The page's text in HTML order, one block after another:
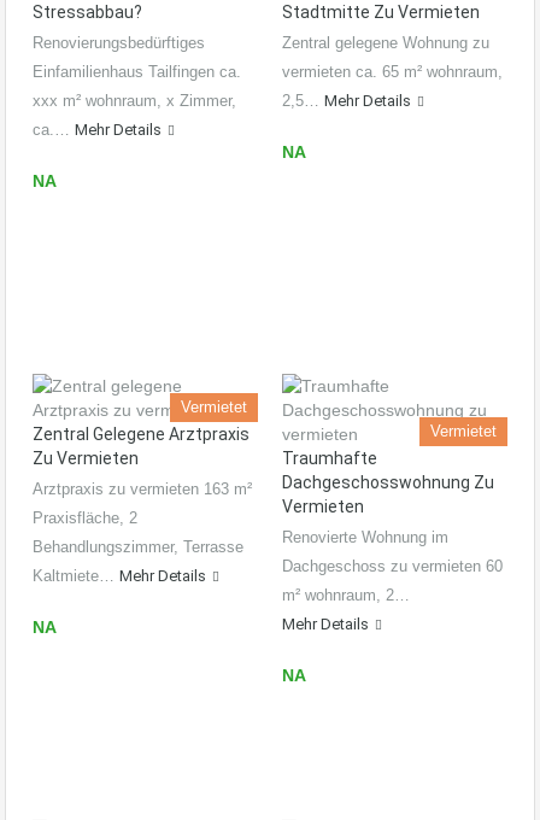
Stressabbau?
Renovierungsbedürftiges
Einfamilienhaus Tailfingen ca.
xxx m² wohnraum, x Zimmer,
ca.… Mehr Details
NA
Stadtmitte Zu Vermieten
Zentral gelegene Wohnung zu
vermieten ca. 65 m² wohnraum,
2,5… Mehr Details
NA
Vermietet
Zentral Gelegene Arztpraxis
Zu Vermieten
Arztpraxis zu vermieten 163 m²
Praxisfläche, 2
Behandlungszimmer, Terrasse
Kaltmiete… Mehr Details
NA
Vermietet
Traumhafte
Dachgeschosswohnung Zu
Vermieten
Renovierte Wohnung im
Dachgeschoss zu vermieten 60
m² wohnraum, 2…
Mehr Details
NA